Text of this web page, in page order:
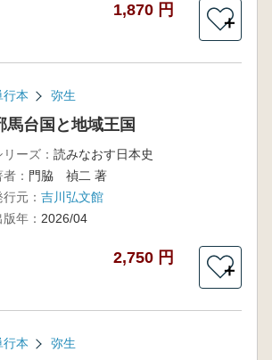
1,870 円
＋
行本 弥生
馬台国と地域王国
リーズ： 読みなおす日本史
： 門脇 禎二 著
元： 吉川弘文館
版年： 2026/04
2,750 円
＋
行本 弥生